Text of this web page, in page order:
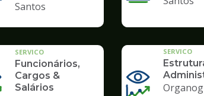
Santos
SERVICO
Funcionários,
Cargos &
Salários
SERVICO